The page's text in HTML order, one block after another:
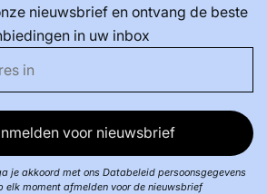
nieuwsbrief en ontvang de beste
in uw inbox
voor nieuwsbrief
je akkoord met ons Databeleid persoonsgegevens
elk moment afmelden voor de nieuwsbrief